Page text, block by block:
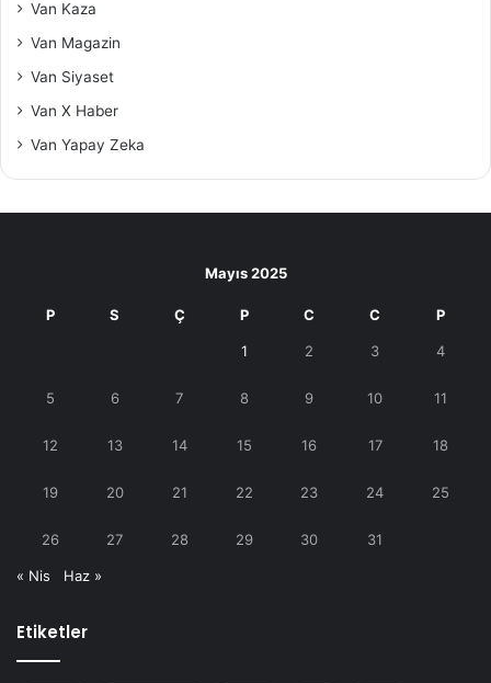
Van Kaza
Van Magazin
Van Siyaset
Van X Haber
Van Yapay Zeka
Mayıs 2025
P S Ç P C C P
1 2 3 4
5 6 7 8 9 10 11
12 13 14 15 16 17 18
19 20 21 22 23 24 25
26 27 28 29 30 31
« Nis Haz »
Etiketler